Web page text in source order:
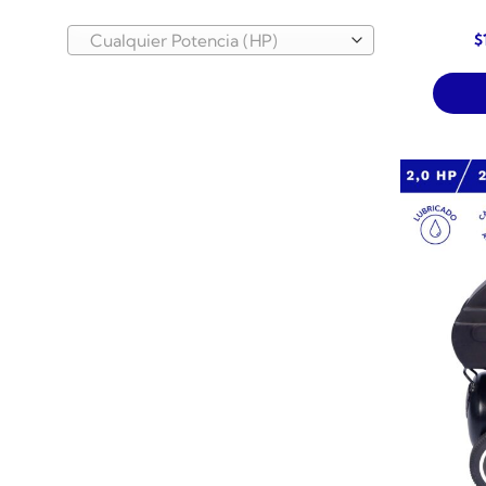
Cualquier Potencia (HP) $